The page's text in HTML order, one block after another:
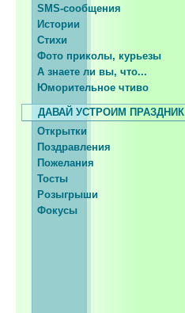
SMS-сообщения
Истории
Стихи
Фото приколы, курьезы
А знаете ли вы, что...
Юморительное чтиво
ДАВАЙ УСТРОИМ ПРАЗДНИК
Открытки
Поздравления
Пожелания
Тосты
Розыгрыши
Фокусы